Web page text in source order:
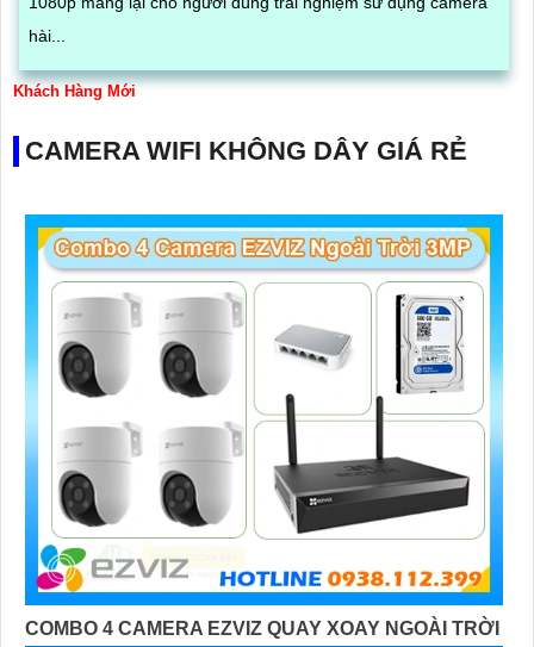
hài...
Khách Hàng Mới
CAMERA WIFI KHÔNG DÂY GIÁ RẺ
COMBO 4 CAMERA EZVIZ QUAY XOAY NGOÀI TRỜI